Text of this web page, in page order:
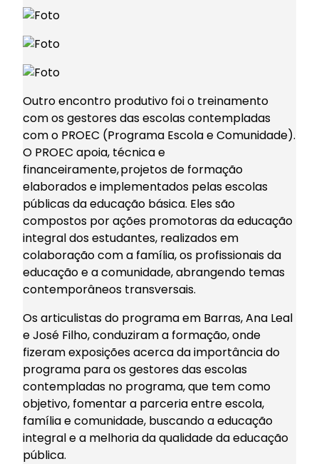
Outro encontro produtivo foi o treinamento
com os gestores das escolas contempladas
com o PROEC (Programa Escola e Comunidade).
O PROEC apoia, técnica e
financeiramente, projetos de formação
elaborados e implementados pelas escolas
públicas da educação básica. Eles são
compostos por ações promotoras da educação
integral dos estudantes, realizados em
colaboração com a família, os profissionais da
educação e a comunidade, abrangendo temas
contemporâneos transversais.
Os articulistas do programa em Barras, Ana Leal
e José Filho, conduziram a formação, onde
fizeram exposições acerca da importância do
programa para os gestores das escolas
contempladas no programa, que tem como
objetivo, fomentar a parceria entre escola,
família e comunidade, buscando a educação
integral e a melhoria da qualidade da educação
pública.